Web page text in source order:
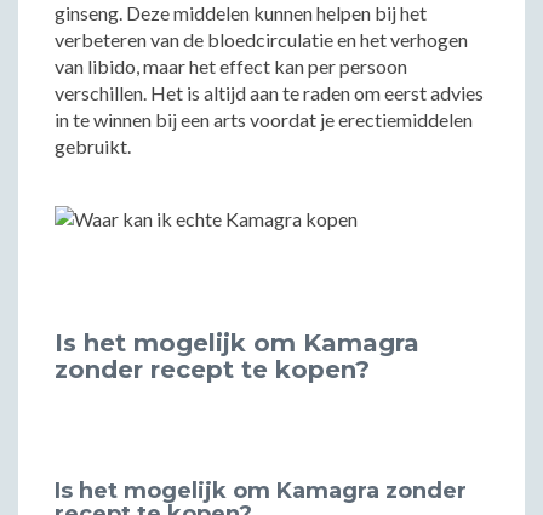
ginseng. Deze middelen kunnen helpen bij het
verbeteren van de bloedcirculatie en het verhogen
van libido, maar het effect kan per persoon
verschillen. Het is altijd aan te raden om eerst advies
in te winnen bij een arts voordat je erectiemiddelen
gebruikt.
Is het mogelijk om Kamagra
zonder recept te kopen?
Is het mogelijk om Kamagra zonder